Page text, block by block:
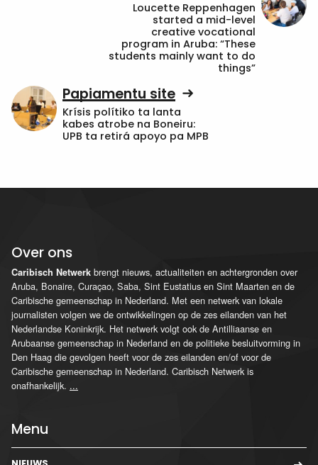
Loucette Reppenhagen
started a mid-level
creative vocational
program in Aruba: “These
students mainly want to do
things”
Papiamentu site
Krísis polítiko ta lanta
kabes atrobe na Boneiru:
UPB ta retirá apoyo pa MPB
Over ons
Caribisch Netwerk brengt nieuws, actualiteiten en achtergronden over
Aruba, Bonaire, Curaçao, Saba, Sint Eustatius en Sint Maarten en de
Caribische gemeenschap in Nederland. Met een netwerk van lokale
journalisten volgen we de ontwikkelingen op de zes eilanden van het
Nederlandse Koninkrijk. Het netwerk volgt ook de Antilliaanse en
Arubaanse gemeenschap in Nederland en de politieke besluitvorming in
Den Haag die gevolgen heeft voor de zes eilanden en/of voor de
Caribische gemeenschap in Nederland. Caribisch Netwerk is
onafhankelijk. ...
Menu